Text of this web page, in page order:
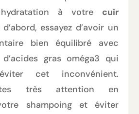
à votre cuir
essayez d’avoir un
bien équilibré avec
gras oméga3 qui
cet inconvénient.
très attention en
shampoing et éviter